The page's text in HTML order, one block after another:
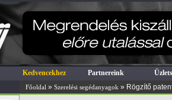
Kedvencekhez Partnereink
Főoldal » Szerelési segédanyagok » Rögzítő